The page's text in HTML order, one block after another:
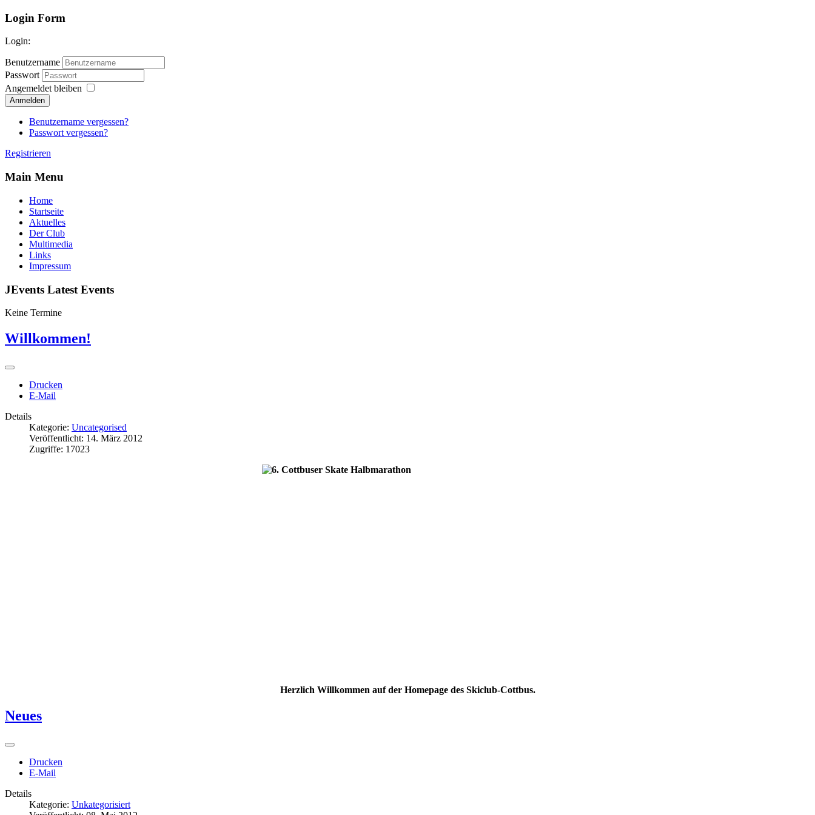
Login Form
Login:
Benutzername
Passwort
Angemeldet bleiben
Anmelden
Benutzername vergessen?
Passwort vergessen?
Registrieren
Main Menu
Home
Startseite
Aktuelles
Der Club
Multimedia
Links
Impressum
JEvents Latest Events
Keine Termine
Willkommen!
Drucken
E-Mail
Details
Kategorie: Uncategorised
Veröffentlicht: 14. März 2012
Zugriffe: 17023
Herzlich Willkommen auf der Homepage des Skiclub-Cottbus.
Neues
Drucken
E-Mail
Details
Kategorie: Unkategorisiert